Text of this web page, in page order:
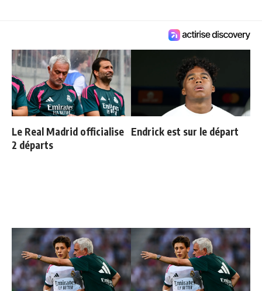
Le Real Madrid officialise
2 départs
Endrick est sur le départ